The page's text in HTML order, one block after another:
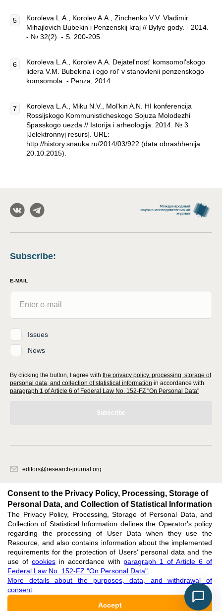
Koroleva L.A., Korolev A.A., Zinchenko V.V. Vladimir
Mihajlovich Bubekin i Penzenskij kraj // Bylye gody. - 2014.
- № 32(2). - S. 200-205.
Koroleva L.A., Korolev A.A. Dejatel'nost' komsomol'skogo
lidera V.M. Bubekina i ego rol' v stanovlenii penzenskogo
komsomola. - Penza, 2014.
Koroleva L.A., Miku N.V., Mol'kin A.N. HI konferencija
Rossijskogo Kommunisticheskogo Sojuza Molodezhi
Spasskogo uezda // Istorija i arheologija. 2014. № 3
[Jelektronnyj resurs]. URL:
http://history.snauka.ru/2014/03/922 (data obrashhenija:
20.10.2015).
Subscribe:
E-MAIL
Issues
News
By clicking the button, I agree with the privacy policy, processing, storage of
personal data, and collection of statistical information in accordance with
paragraph 1 of Article 6 of Federal Law No. 152-FZ "On Personal Data"
Subscribe
editors@research-journal.org
office 1
Feedback
Support: editors@research-journal.org
ISSN 2227-6017 (ONLINE),ISSN 2303-9868 (PRINT),DOI: 10.60797/IRJ.2227-6017,
ЭЛ № ФС 77 - 80772
Consent to the Privacy Policy, Processing, Storage of
Personal Data, and Collection of Statistical Information
The Privacy Policy, Processing, Storage of Personal Data, and
Collection of Statistical Information defines the Operator's policy
regarding the processing of User Data when they use the
Resource, and also contains information about the implemented
requirements for the protection of Users' personal data and the
use of cookiesin accordance with paragraph 1 of Article 6 of
Federal Law No. 152-FZ "On Personal Data"
More details about the purposes, data, and withdrawal of
consent
Accept